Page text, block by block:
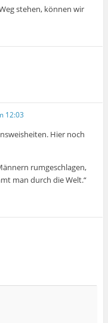
stehen, können wir
12:03
Hier noch
rumgeschlagen,
man durch die Welt.“